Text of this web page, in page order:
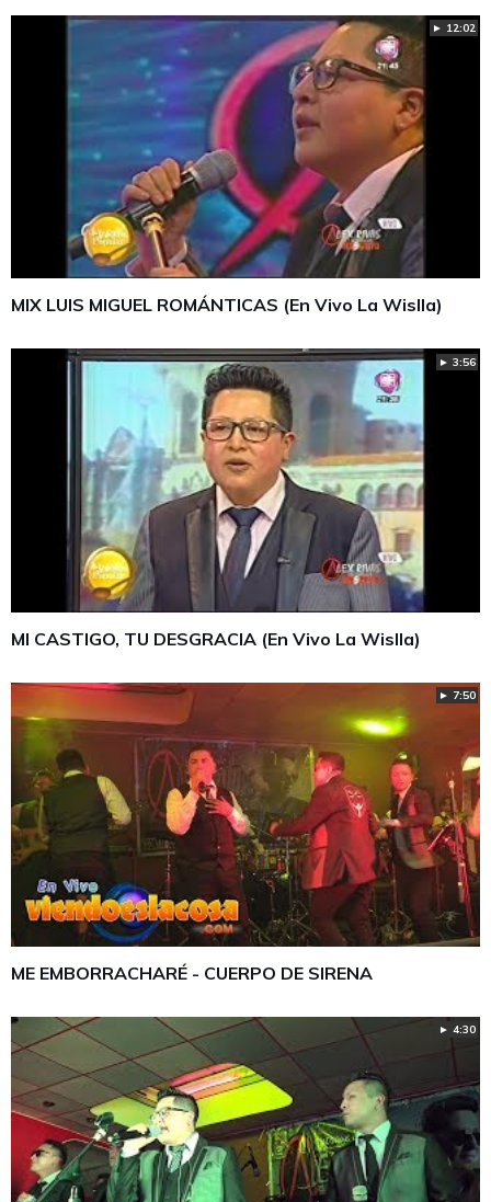
► 12:02
MIX LUIS MIGUEL ROMÁNTICAS (En Vivo La Wislla)
► 3:56
MI CASTIGO, TU DESGRACIA (En Vivo La Wislla)
► 7:50
ME EMBORRACHARÉ - CUERPO DE SIRENA
► 4:30